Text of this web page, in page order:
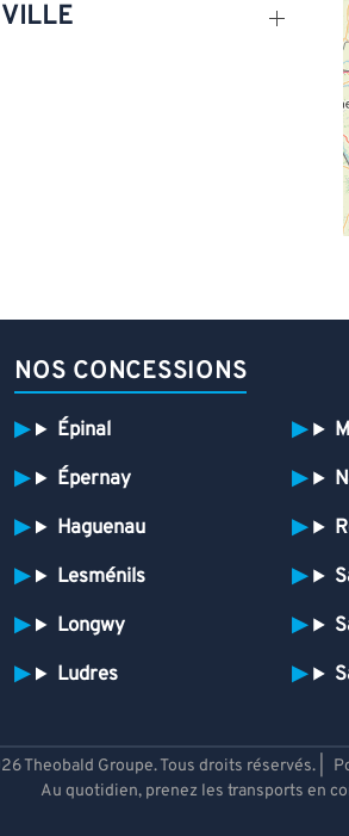
NOS CONCESSIONS
Épinal
Épernay
Haguenau
Lesménils
Longwy
Ludres
Theobald Groupe. Tous droits réservés. |
Au quotidien, prenez les transports en